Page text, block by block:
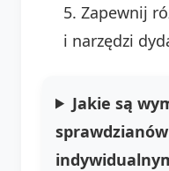
Zapewnij
i narzędzi
Jakie są